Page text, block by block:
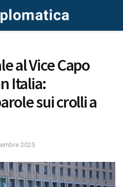
al Vice Capo
Italia:
sui crolli a
2025